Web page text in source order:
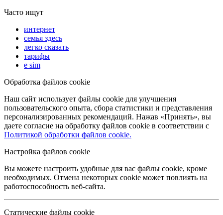
Часто ищут
интернет
семья здесь
легко сказать
тарифы
e sim
Обработка файлов cookie
Наш сайт использует файлы cookie для улучшения
пользовательского опыта, сбора статистики и представления
персонализированных рекомендаций. Нажав «Принять», вы
даете согласие на обработку файлов cookie в соответствии с
Политикой обработки файлов cookie.
Настройка файлов cookie
Вы можете настроить удобные для вас файлы cookie, кроме
необходимых. Отмена некоторых cookie может повлиять на
работоспособность веб-сайта.
Статические файлы cookie